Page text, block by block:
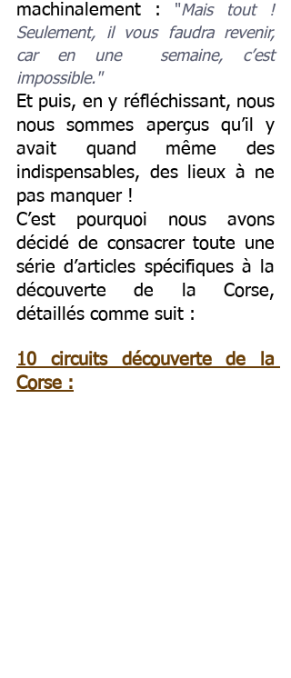
machinalement :
"Mais tout !
Seulement, il vous faudra revenir,
car en une  semaine, c’est
impossible."
Et puis, en y réfléchissant, nous
nous sommes aperçus qu’il y
avait quand même des
indispensables, des lieux à ne
pas manquer !
C’est pourquoi nous avons
décidé de consacrer toute une
série d’articles spécifiques à la
découverte de la Corse,
détaillés comme suit :
10 circuits découverte de la
Corse :